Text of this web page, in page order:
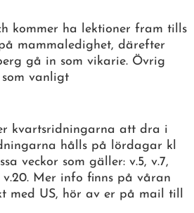
kommer ha lektioner fram tills
mammaledighet, därefter
gå in som vikarie. Övrig
vanligt
kvartsridningarna att dra i
hålls på lördagar kl
veckor som gäller: v.5, v.7,
v.20. Mer info finns på våran
med US, hör av er på mail till